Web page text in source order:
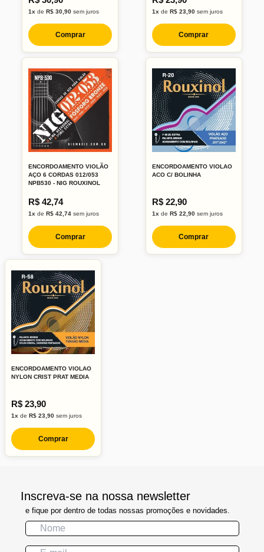
1x de R$ 30,90 sem juros
Comprar
1xde R$ 23,90sem juros
Comprar
ENCORDOAMENTO VIOLÃO
AÇO 6 CORDAS 012/053
NPB530 - NIG ROUXINOL
R$ 42,74
1x de R$ 42,74 sem juros
Comprar
ENCORDOAMENTO VIOLAO
ACO C/ BOLINHA
R$ 22,90
1xde R$ 22,90sem juros
Comprar
ENCORDOAMENTO VIOLAO
NYLON CRIST PRAT MEDIA
R$ 23,90
1x de R$ 23,90 sem juros
Comprar
Inscreva-se na nossa newsletter
e fique por dentro de todas nossas promoções e novidades.